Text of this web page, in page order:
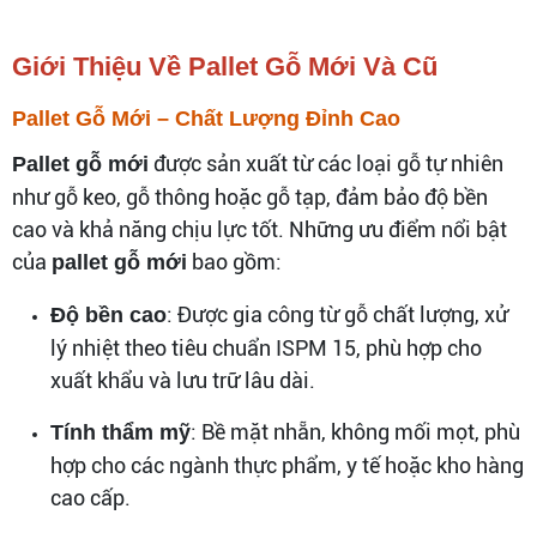
Giới Thiệu Về Pallet Gỗ Mới Và Cũ
Pallet Gỗ Mới – Chất Lượng Đỉnh Cao
Pallet gỗ mới được sản xuất từ các loại gỗ tự nhiên
như gỗ keo, gỗ thông hoặc gỗ tạp, đảm bảo độ bền
cao và khả năng chịu lực tốt. Những ưu điểm nổi bật
của pallet gỗ mới bao gồm:
Độ bền cao: Được gia công từ gỗ chất lượng, xử
lý nhiệt theo tiêu chuẩn ISPM 15, phù hợp cho
xuất khẩu và lưu trữ lâu dài.
Tính thẩm mỹ: Bề mặt nhẵn, không mối mọt, phù
hợp cho các ngành thực phẩm, y tế hoặc kho hàng
cao cấp.